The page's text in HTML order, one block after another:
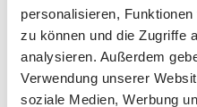
personalisieren,
zu können und die Zugriffe
analysieren. Außerdem
Verwendung unserer
soziale Medien, Werbung
Komplett
dich
Gercke, Martina